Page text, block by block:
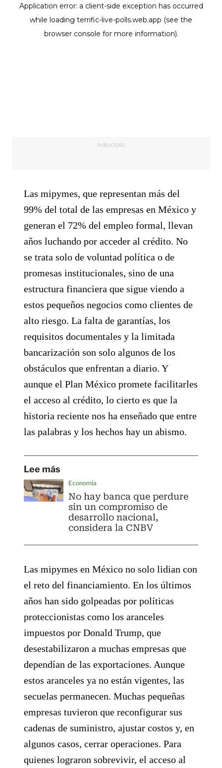
PUBLICIDAD
Las mipymes, que representan más del
99% del total de las empresas en México y
generan el 72% del empleo formal, llevan
años luchando por acceder al crédito. No
se trata solo de voluntad política o de
promesas institucionales, sino de una
estructura financiera que sigue viendo a
estos pequeños negocios como clientes de
alto riesgo. La falta de garantías, los
requisitos documentales y la limitada
bancarización son solo algunos de los
obstáculos que enfrentan a diario. Y
aunque el Plan México promete facilitarles
el acceso al crédito, lo cierto es que la
historia reciente nos ha enseñado que entre
las palabras y los hechos hay un abismo.
Lee más
Economía
No hay banca que perdure
sin un compromiso de
desarrollo nacional,
considera la CNBV
Las mipymes en México no solo lidian con
el reto del financiamiento. En los últimos
años han sido golpeadas por políticas
proteccionistas como los aranceles
impuestos por Donald Trump, que
desestabilizaron a muchas empresas que
dependían de las exportaciones. Aunque
estos aranceles ya no están vigentes, las
secuelas permanecen. Muchas pequeñas
empresas tuvieron que reconfigurar sus
cadenas de suministro, ajustar costos y, en
algunos casos, cerrar operaciones. Para
quienes lograron sobrevivir, el acceso al